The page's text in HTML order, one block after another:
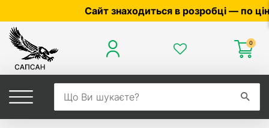
Сайт знаходиться в розробці — по ціні та
0